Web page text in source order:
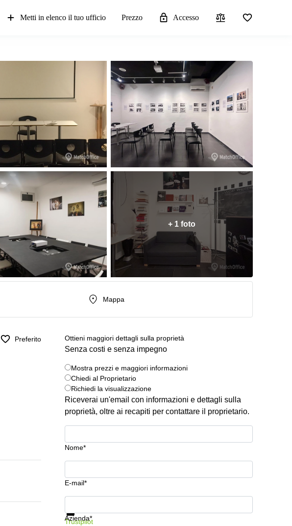
Metti in elenco il tuo ufficio Prezzo Accesso
+ 1 foto
Mappa
Preferito Ottieni maggiori dettagli sulla proprietà
Senza costi e senza impegno
Mostra prezzi e maggiori informazioni
Chiedi al Proprietario
Richiedi la visualizzazione
Riceverai un'email con informazioni e dettagli sulla
proprietà, oltre ai recapiti per contattare il proprietario.
Nome*
E-mail*
Azienda*
Mostra prezzi e maggiori informazioni
Trustpilot